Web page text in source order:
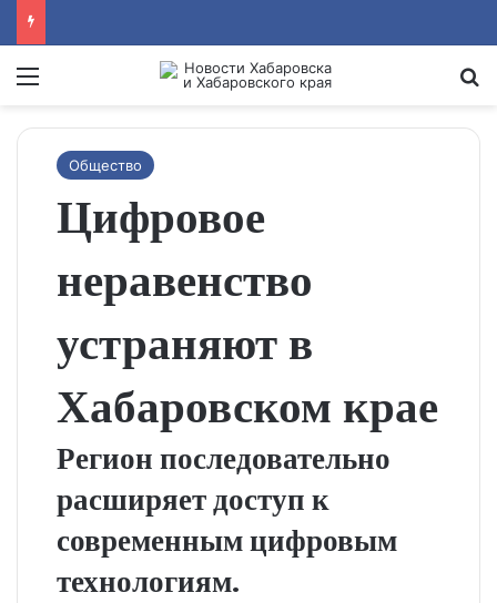
Menu
Общество
Цифровое
неравенство
устраняют в
Хабаровском крае
Регион последовательно
расширяет доступ к
современным цифровым
технологиям.